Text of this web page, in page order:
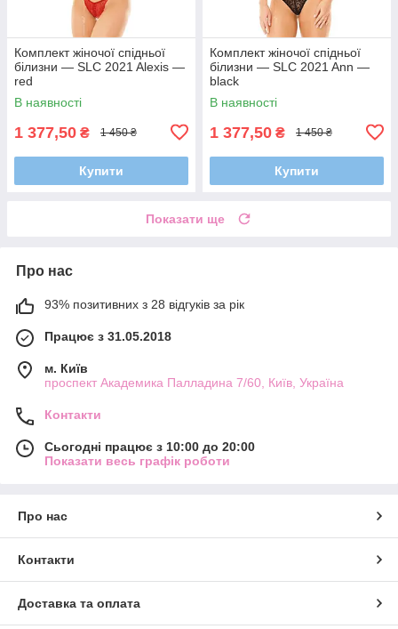
Комплект жіночої спідньої
білизни — SLC 2021 Alexis —
red
В наявності
1 377,50 ₴ 1 450 ₴
Купити
Комплект жіночої спідньої
білизни — SLC 2021 Ann —
black
В наявності
1 377,50 ₴ 1 450 ₴
Купити
Показати ще
Про нас
93% позитивних з 28 відгуків за рік
Працює з 31.05.2018
м. Київ
проспект Академика Палладина 7/60, Київ, Україна
Контакти
Сьогодні працює з 10:00 до 20:00
Показати весь графік роботи
Про нас
Контакти
Доставка та оплата